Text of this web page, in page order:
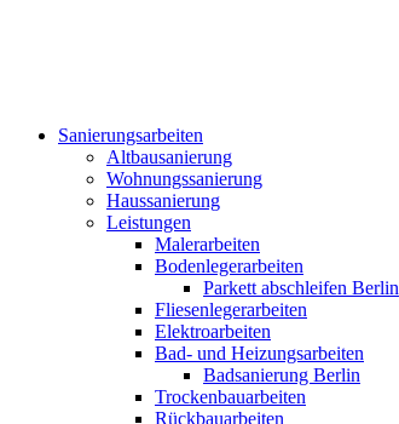
Sanierungsarbeiten
Altbausanierung
Wohnungssanierung
Haussanierung
Leistungen
Malerarbeiten
Bodenlegerarbeiten
Parkett abschleifen Berlin
Fliesenlegerarbeiten
Elektroarbeiten
Bad- und Heizungsarbeiten
Badsanierung Berlin
Trockenbauarbeiten
Rückbauarbeiten